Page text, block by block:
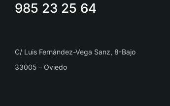
985 23 25 64
C/ Luis Fernández-Vega Sanz, 8-Bajo
33005 – Oviedo